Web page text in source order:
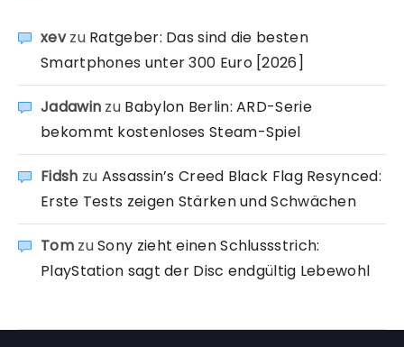
xevzu Ratgeber: Das sind die besten
Smartphones unter 300 Euro [2026]
Jadawin zu Babylon Berlin: ARD-Serie
bekommt kostenloses Steam-Spiel
Fidsh zu Assassin’s Creed Black Flag Resynced:
Erste Tests zeigen Stärken und Schwächen
TomzuSony zieht einen Schlussstrich:
PlayStation sagt der Disc endgültig Lebewohl